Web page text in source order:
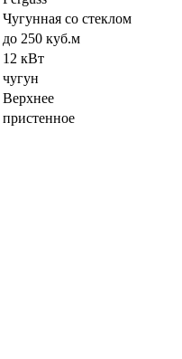
Чугунная со стеклом
до 250 куб.м
12 кВт
чугун
Верхнее
пристенное